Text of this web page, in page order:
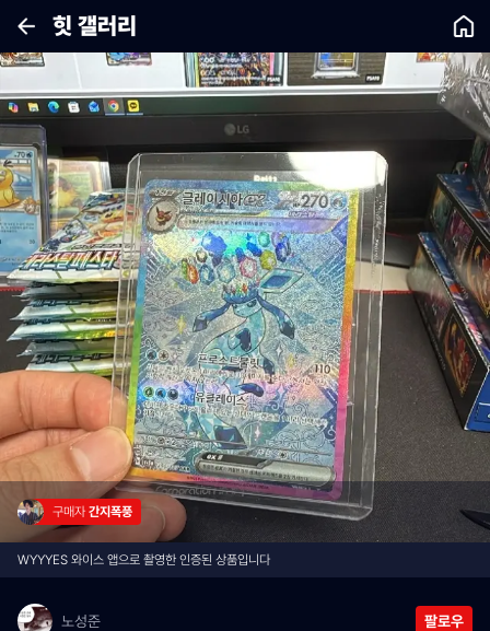
힛 갤러리
구매자 간지폭풍
WYYYES 와이스 앱으로 촬영한 인증된 상품입니다
노성준 팔로우